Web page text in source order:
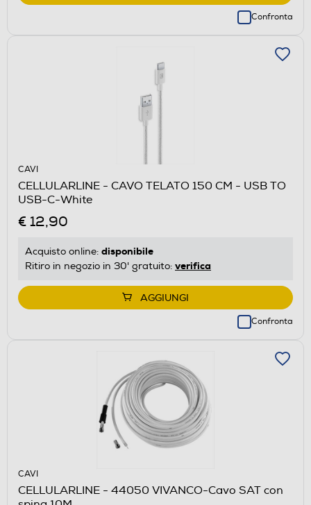
Confronta
CAVI
CELLULARLINE - CAVO TELATO 150 CM - USB TO
USB-C-White
€ 12,90
Acquisto online: disponibile
Ritiro in negozio in 30' gratuito: verifica
AGGIUNGI
Confronta
CAVI
CELLULARLINE - 44050 VIVANCO-Cavo SAT con